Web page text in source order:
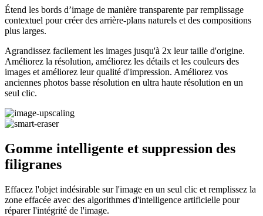
Étend les bords d’image de manière transparente par remplissage
contextuel pour créer des arrière‑plans naturels et des compositions
plus larges.
Agrandissez facilement les images jusqu'à 2x leur taille d'origine.
Améliorez la résolution, améliorez les détails et les couleurs des
images et améliorez leur qualité d'impression. Améliorez vos
anciennes photos basse résolution en ultra haute résolution en un
seul clic.
Gomme intelligente et suppression des
filigranes
Effacez l'objet indésirable sur l'image en un seul clic et remplissez la
zone effacée avec des algorithmes d'intelligence artificielle pour
réparer l'intégrité de l'image.